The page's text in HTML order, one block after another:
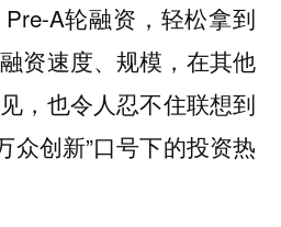
A轮融资，轻松拿到
资速度、规模，在其他
，也令人忍不住联想到
众创新”口号下的投资热